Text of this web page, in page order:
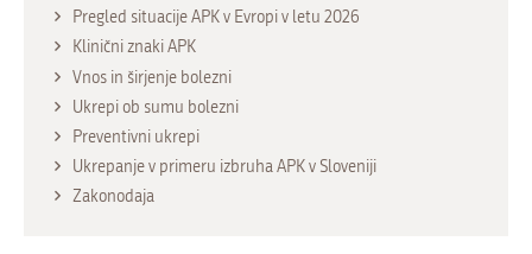
Pregled situacije APK v Evropi v letu 2026
Klinični znaki APK
Vnos in širjenje bolezni
Ukrepi ob sumu bolezni
Preventivni ukrepi
Ukrepanje v primeru izbruha APK v Sloveniji
Zakonodaja